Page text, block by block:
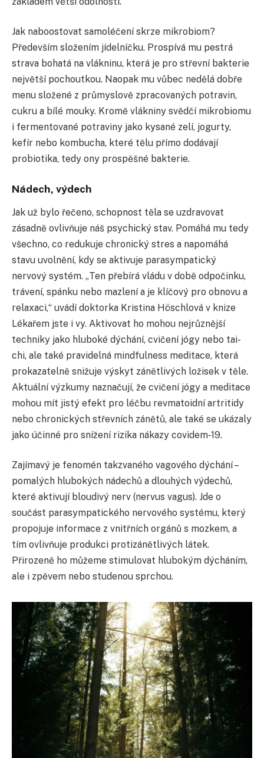
Jak naboostovat samoléčení skrze mikrobiom?
Především složením jídelníčku. Prospívá mu pestrá
strava bohatá na vlákninu, která je pro střevní bakterie
největší pochoutkou. Naopak mu vůbec nedělá dobře
menu složené z průmyslově zpracovaných potravin,
cukru a bílé mouky. Kromě vlákniny svědčí mikrobiomu
i fermentované potraviny jako kysané zelí, jogurty,
kefír nebo kombucha, které tělu přímo dodávají
probiotika, tedy ony prospěšné bakterie.
Nádech, výdech
Jak už bylo řečeno, schopnost těla se uzdravovat
zásadně ovlivňuje náš psychický stav. Pomáhá mu tedy
všechno, co redukuje chronický stres a napomáhá
stavu uvolnění, kdy se aktivuje parasympatický
nervový systém. „Ten přebírá vládu v době odpočinku,
trávení, spánku nebo mazlení a je klíčový pro obnovu a
relaxaci,“ uvádí doktorka Kristina Höschlová v knize
Lékařem jste i vy. Aktivovat ho mohou nejrůznější
techniky jako hluboké dýchání, cvičení jógy nebo tai-
chi, ale také pravidelná mindfulness meditace, která
prokazatelně snižuje výskyt zánětlivých ložisek v těle.
Aktuální výzkumy naznačují, že cvičení jógy a meditace
mohou mít jistý efekt pro léčbu revmatoidní artritidy
nebo chronických střevních zánětů, ale také se ukázaly
jako účinné pro snížení rizika nákazy covidem-19.
Zajímavý je fenomén takzvaného vagového dýchání –
pomalých hlubokých nádechů a dlouhých výdechů,
které aktivují bloudivý nerv (nervus vagus). Jde o
součást parasympatického nervového systému, který
propojuje informace z vnitřních orgánů s mozkem, a
tím ovlivňuje produkci protizánětlivých látek.
Přirozeně ho můžeme stimulovat hlubokým dýcháním,
ale i zpěvem nebo studenou sprchou.